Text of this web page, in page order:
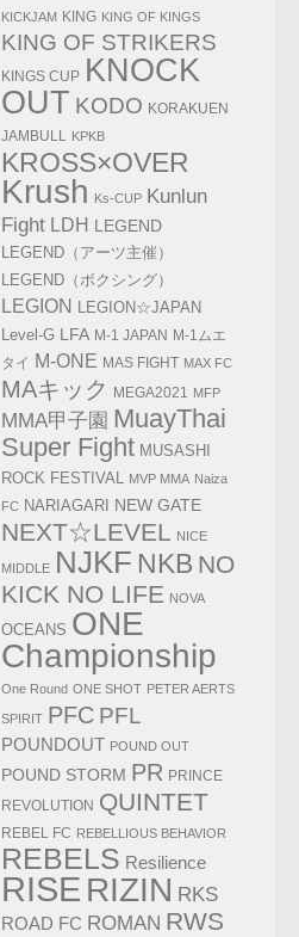
KICKJAM KING KING OF KINGS
KING OF STRIKERS
KINGS CUP KNOCK
OUT KODO KORAKUEN
JAMBULL KPKB
KROSS×OVER
Krush Ks-CUP Kunlun
Fight LDH LEGEND
LEGEND（アーツ主催）
LEGEND（ボクシング）
LEGION LEGION☆JAPAN
Level-G LFA M-1 JAPAN M-1ムエ
タイ M-ONE MAS FIGHT MAX FC
MAキック MEGA2021 MFP
MMA甲子園 MuayThai
Super Fight MUSASHI
ROCK FESTIVAL
MVP MMA Naiza
FC NARIAGARI NEW GATE
NEXT☆LEVEL NICE
MIDDLE NJKF NKB NO
KICK NO LIFE NOVA
OCEANS ONE
Championship
One Round ONE SHOT PETER AERTS
SPIRIT PFC PFL
POUNDOUT POUND OUT
POUND STORM PR PRINCE
REVOLUTION QUINTET
REBEL FC REBELLIOUS BEHAVIOR
REBELS Resilience
RISE RIZIN RKS
ROAD FC ROMAN RWS